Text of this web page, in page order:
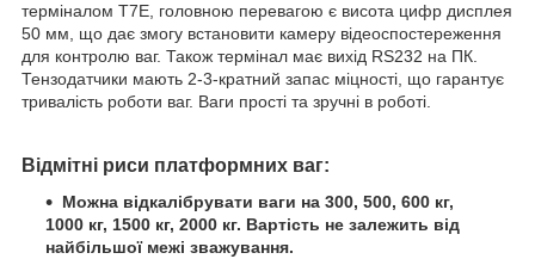
терміналом T7E, головною перевагою є висота цифр дисплея
50 мм, що дає змогу встановити камеру відеоспостереження
для контролю ваг. Також термінал має вихід RS232 на ПК.
Тензодатчики мають 2-3-кратний запас міцності, що гарантує
тривалість роботи ваг. Ваги прості та зручні в роботі.
Відмітні риси платформних ваг:
Можна відкалібрувати ваги на 300, 500, 600 кг,
1000 кг, 1500 кг, 2000 кг. Вартість не залежить від
найбільшої межі зважування.